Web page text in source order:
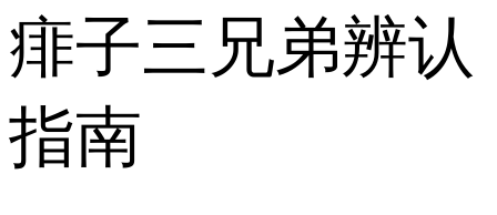
痱子三兄弟辨认
指南